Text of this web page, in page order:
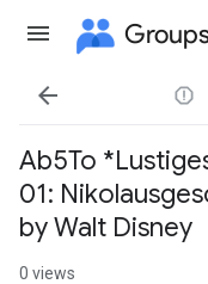

Ab5To
01:
by Walt Disney
0 views